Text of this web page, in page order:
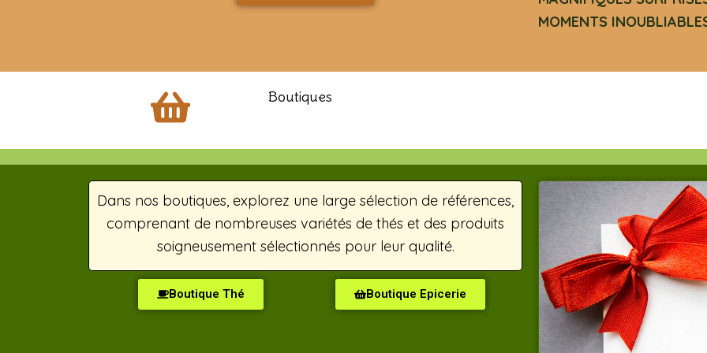
MOMENTS
Boutiques
Dans nos boutiques, explorez une large sélection de références,
comprenant de nombreuses variétés de thés et des produits
soigneusement sélectionnés pour leur qualité.
Boutique Thé Boutique Epicerie